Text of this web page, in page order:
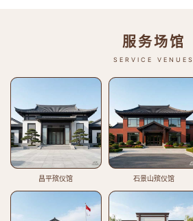
服务场馆
SERVICE VENUES
昌平殡仪馆 石景山殡仪馆